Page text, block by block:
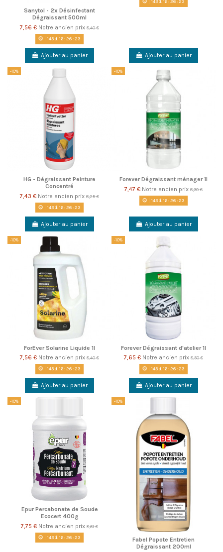
Sanytol - 2x Désinfectant
Dégraissant 500ml
7,56 € Notre ancien prix 8,40 €
143d. 16:26:22
Ajouter au panier
143d. 16:26:22
Ajouter au panier
-10%
HG - Dégraissant Peinture
Concentré
7,43 € Notre ancien prix 8,25 €
143d. 16:26:22
Ajouter au panier
-10%
Forever Dégraissant ménager 1l
7,47 € Notre ancien prix 8,30 €
143d. 16:26:22
Ajouter au panier
-10%
ForEver Solarine Liquide 1l
7,56 € Notre ancien prix 8,40 €
143d. 16:26:22
Ajouter au panier
-10%
Forever Dégraissant d'atelier 1l
7,65 € Notre ancien prix 8,50 €
143d. 16:26:22
Ajouter au panier
-10%
Epur Percabonate de Soude
Ecocert 400g
7,75 € Notre ancien prix 8,61 €
143d. 16:26:22
-10%
Fabel Popote Entretien
Dégraissant 200ml